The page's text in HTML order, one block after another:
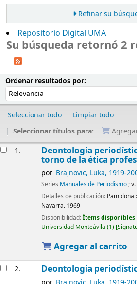
Refinar su
Repositorio Digital UMA
Su búsqueda retornó 2
Ordenar resultados por:
Seleccionar todo
Limpiar todo
Seleccionar títulos para:
1. Deontología
torno de la ética
por Brajnovic, Luka, 1919-
Series Manuales de Periodismo; v.
Detalles de publicación: Pamplona :
Navarra, 1969
Disponibilidad:Ítems disponibles
Universidad Monteávila (1)
Agregar al carrito
2. Deontología